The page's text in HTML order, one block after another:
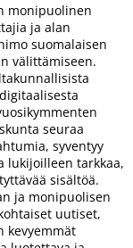
monipuolinen
ja alan
suomalaisen
välittämiseen.
seuraa
syventyy
lukijoilleen tarkkaa,
sisältöä.
ja monipuolisen
uutiset,
kevyemmät